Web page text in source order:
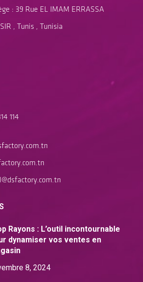
: 39 Rue EL IMAM ERRASSA
, Tunis , Tunisia
114
Rayons : L’outil incontournable
dynamiser vos ventes en
8, 2024